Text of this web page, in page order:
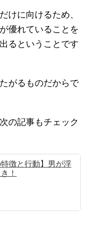
けに向けるため、
優れていることを
るということです
がるものだからで
の記事もチェック
特徴と行動】男が浮
！